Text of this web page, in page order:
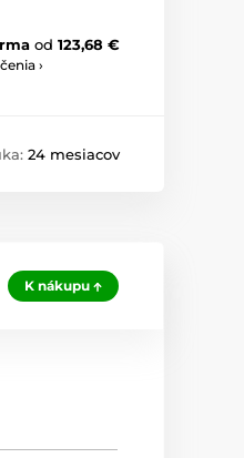
od 123,68 €
›
24 mesiacov
K nákupu